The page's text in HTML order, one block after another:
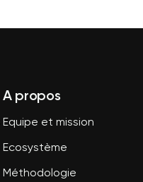
A propos
Equipe et mission
Ecosystème
Méthodologie